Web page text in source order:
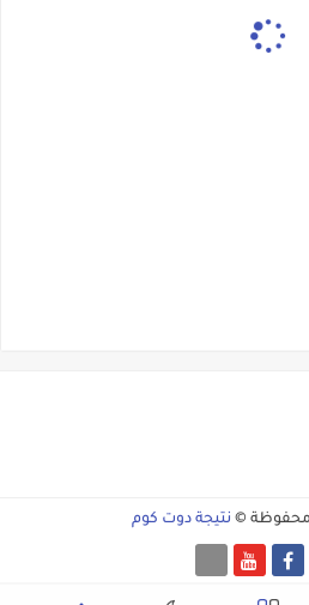
محفوظة © نتيجة دوت كوم